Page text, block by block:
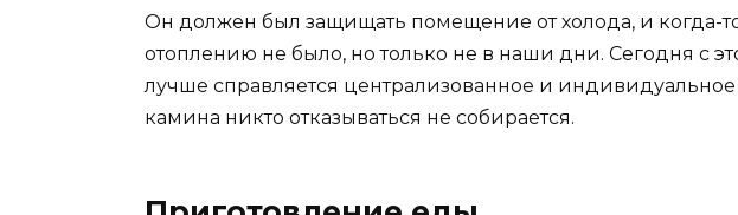
Он должен был защищать помещение от холода, и когда-
отоплению не было, но только не в наши дни. Сегодня с
лучше справляется централизованное и индивидуальное
камина никто отказываться не собирается.